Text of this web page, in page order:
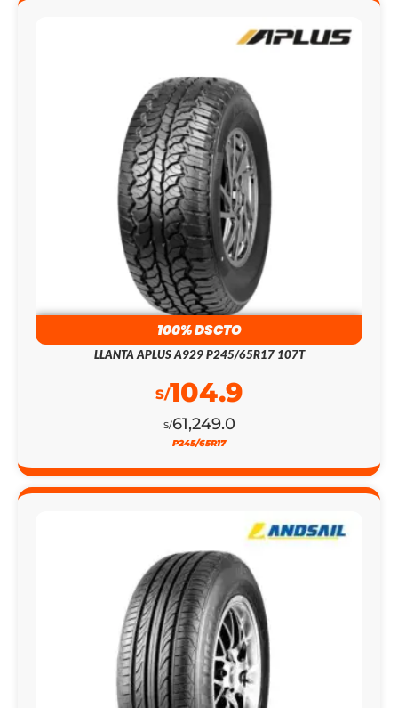
100% DSCTO
LLANTA APLUS A929 P245/65R17 107T
S/61,249.0
S/104.9
P245/65R17